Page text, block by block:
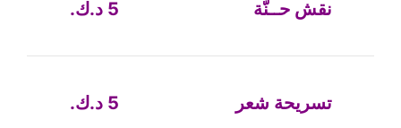
نقش حــنّة 5 د.ك.
تسريحة شعر 5 د.ك.